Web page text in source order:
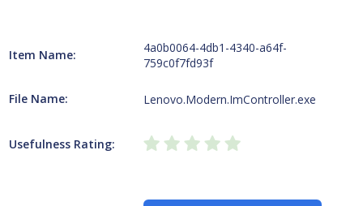
Item Name:
4a0b0064-4db1-4340-a64f-
759c0f7fd93f
File Name: Lenovo.Modern.ImController.exe
Usefulness Rating: